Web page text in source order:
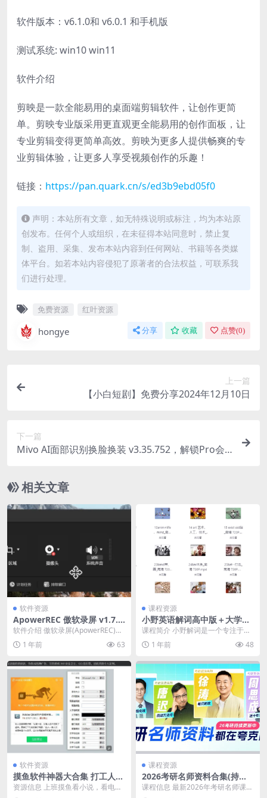
软件版本：v6.1.0和 v6.0.1 和手机版
测试系统: win10 win11
软件介绍
剪映是一款全能易用的桌面端剪辑软件，让创作更简
单。剪映专业版采用更直观更全能易用的创作面板，让
专业剪辑变得更简单高效。剪映为更多人提供畅爽的专
业剪辑体验，让更多人享受视频创作的乐趣！
链接： https://pan.quark.cn/s/ed3b9ebd05f0
声明：本站所有文章，如无特殊说明或标注，均为本站原
创发布。任何个人或组织，在未征得本站同意时，禁止复
制、盗用、采集、发布本站内容到任何网站、书籍等各类媒
体平台。如若本站内容侵犯了原著者的合法权益，可联系我
们进行处理。
免费资源 红叶资源
hongye 分享 收藏 点赞(0)
上一篇
【小白短剧】免费分享2024年12月10日
下一篇
Mivo AI面部识别换脸换装 v3.35.752，解锁Pro会
相关文章
软件资源
ApowerREC 傲软录屏 v1.7.6.
1，屏幕录像软件，中文解锁
软件介绍 傲软录屏(ApowerREC)是
一款屏幕录像软件,傲软屏幕录屏工
具可以...
1 年前 63
课程资源
小野英语解词高中版＋大学版
课程
课程简介 小野解词是一个专注于词
汇解析和语言学习的品牌或课程，
它通过深入剖析词语...
1 年前 48
软件资源
摸鱼软件神器大合集 打工人必
备 伪装弹窗广告看小说
资源信息 上班摸鱼看小说，看电影
怕被发现？摸鱼神器来啦，不仅仅
课程资源
2026考研名师资料合集(持续
更新)
课程信息 最新2026年考研名师课程
合集，持续更新中，包含周洋鑫、